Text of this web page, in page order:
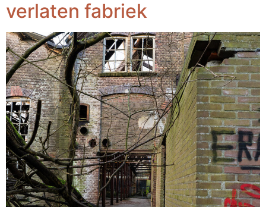
verlaten fabriek